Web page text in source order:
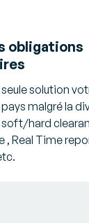
obligations
seule solution
malgré la
soft/hard
, Real Time